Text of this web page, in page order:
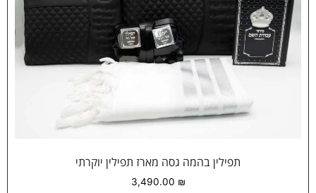
תפילין בהמה גסה מארז תפילין יוקרתי
3,490.00 ₪